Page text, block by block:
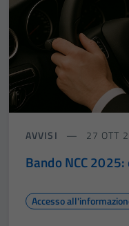
AVVISI 27 OTT
Bando NCC
Accesso